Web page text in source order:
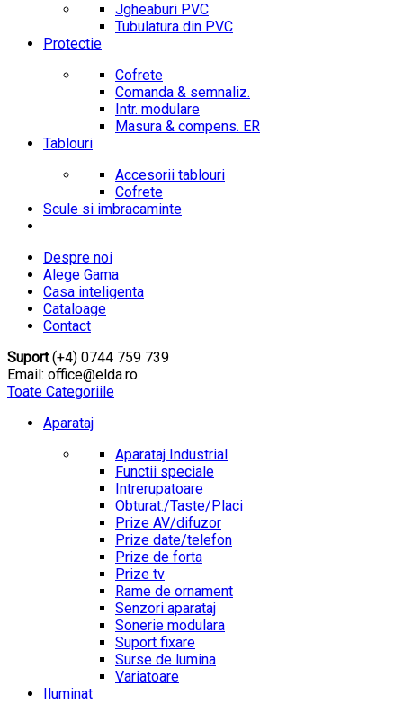
Jgheaburi PVC
Tubulatura din PVC
Protectie
Cofrete
Comanda & semnaliz.
Intr. modulare
Masura & compens. ER
Tablouri
Accesorii tablouri
Cofrete
Scule si imbracaminte
Despre noi
Alege Gama
Casa inteligenta
Cataloage
Contact
Suport(+4) 0744 759 739
Email: office@elda.ro
Toate Categoriile
Aparataj
Aparataj Industrial
Functii speciale
Intrerupatoare
Obturat./Taste/Placi
Prize AV/difuzor
Prize date/telefon
Prize de forta
Prize tv
Rame de ornament
Senzori aparataj
Sonerie modulara
Suport fixare
Surse de lumina
Variatoare
Iluminat